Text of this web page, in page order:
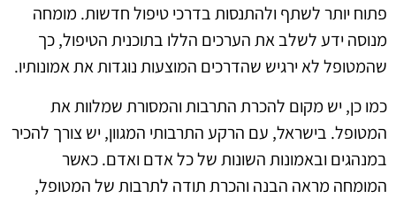
פתוח יותר לשתף ולהתנסות בדרכי טיפול חדשות. מומחה
מנוסה ידע לשלב את הערכים הללו בתוכנית הטיפול, כך
שהמטופל לא ירגיש שהדרכים המוצעות נוגדות את אמונותיו.
כמו כן, יש מקום להכרת התרבות והמסורת שמלוות את
המטופל. בישראל, עם הרקע התרבותי המגוון, יש צורך להכיר
במנהגים ובאמונות השונות של כל אדם ואדם. כאשר
המומחה מראה הבנה והכרת תודה לתרבות של המטופל,